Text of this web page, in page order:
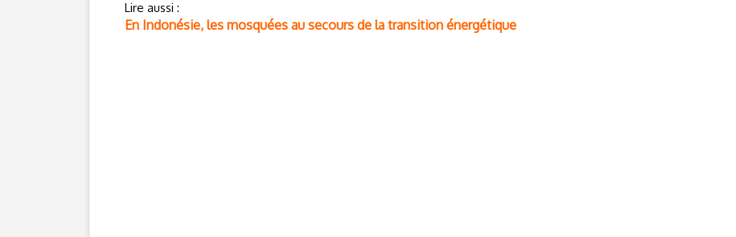
Lire aussi :
En Indonésie, les mosquées au secours de la transition énergétique